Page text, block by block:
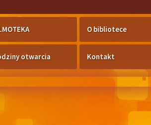
O bibliotece
otwarcia Kontakt